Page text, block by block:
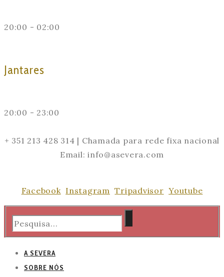
20:00 - 02:00
Jantares
20:00 - 23:00
+ 351 213 428 314 | Chamada para rede fixa nacional
Email: info@asevera.com
Facebook Instagram Tripadvisor Youtube
A SEVERA
SOBRE NÓS